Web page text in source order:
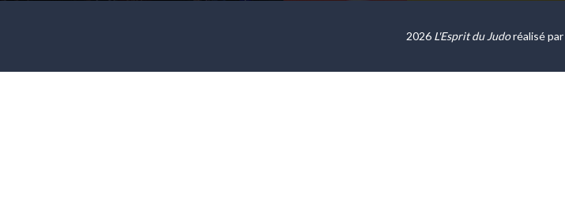
2026 L'Esprit du Judoréalisé par